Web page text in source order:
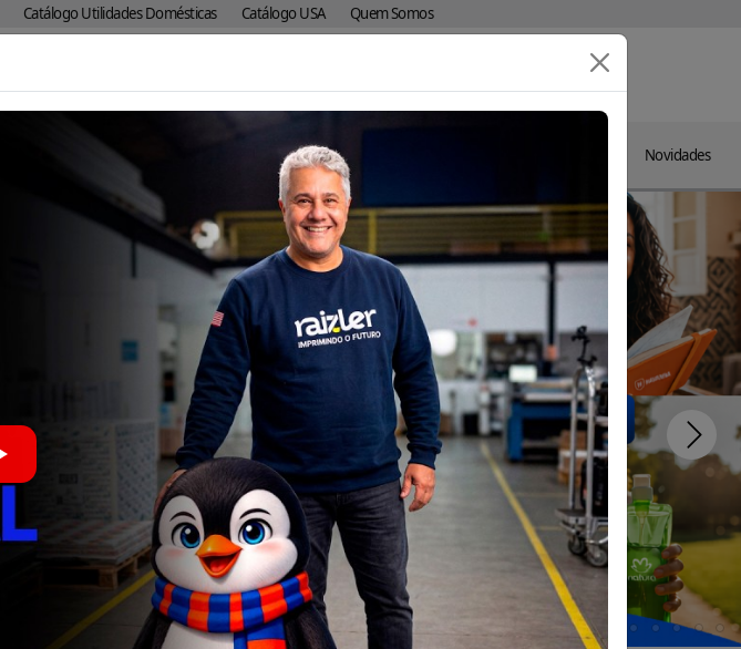
Catálogo Utilidades Domésticas Catálogo USA Quem Somos
Comprar
Personalizados
Corporativos
Brindes por
Segmento
Novidades